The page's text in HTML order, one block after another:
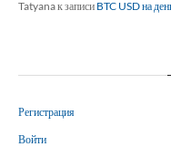
Tatyanaк записи BTC USD на
Регистрация
Войти